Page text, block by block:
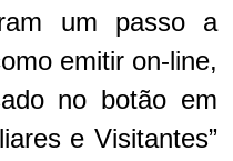
um passo a
emitir on-line,
no botão em
e Visitantes”